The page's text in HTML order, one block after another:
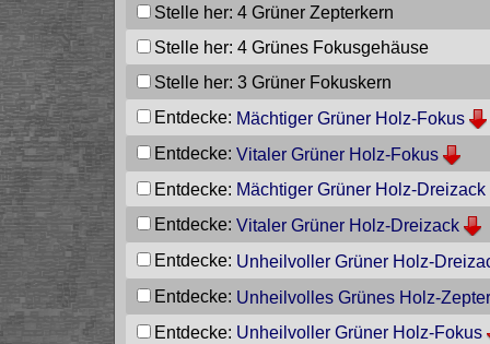
Stelle her: 4 Grüner Zepterkern
Stelle her: 4 Grünes Fokusgehäuse
Stelle her: 3 Grüner Fokuskern
Entdecke: Mächtiger Grüner Holz-Fokus
Entdecke: Vitaler Grüner Holz-Fokus
Entdecke: Mächtiger Grüner Holz-Dreizack
Entdecke: Vitaler Grüner Holz-Dreizack
Entdecke: Unheilvoller Grüner Holz-
Entdecke: Unheilvolles Grünes Holz-Zepter
Entdecke: Unheilvoller Grüner Holz-Fokus